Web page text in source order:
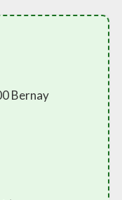
Bernay